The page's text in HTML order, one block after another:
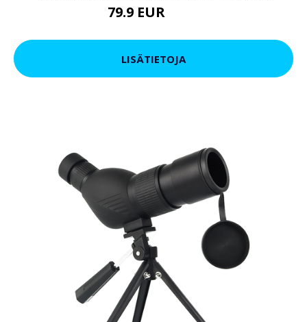
79.9 EUR
LISÄTIETOJA